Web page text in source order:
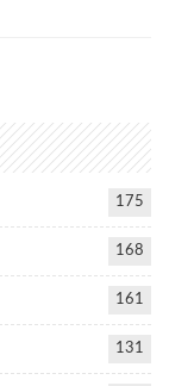
175
168
161
131